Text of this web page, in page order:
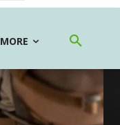
MORE